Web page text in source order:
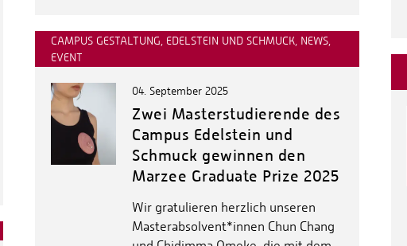
CAMPUS GESTALTUNG, EDELSTEIN UND SCHMUCK, NEWS,
EVENT
04. September 2025
Zwei Masterstudierende des
Campus Edelstein und
Schmuck gewinnen den
Marzee Graduate Prize 2025
Wir gratulieren herzlich unseren
Masterabsolvent*innen Chun Chang